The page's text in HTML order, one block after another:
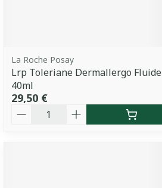
La Roche Posay
Lrp Toleriane Dermallergo Fluide
40ml
29,50 €
Quantité